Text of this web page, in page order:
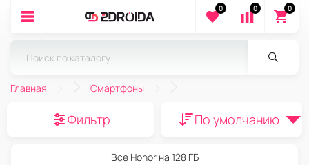
0 0 0
Главная Смартфоны
Фильтр По умолчанию
Все Honor на 128 ГБ